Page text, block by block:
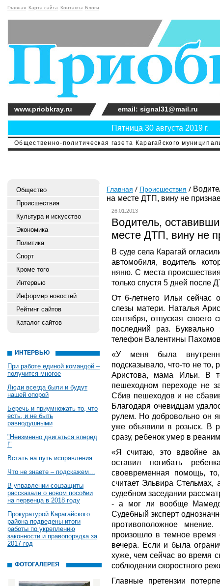
Главная Карта сайта Контакты Блоги
Общественно-политическая газета Карагайского
Пятница 30 августа 2019 г.
www.priobkray.ru email: signal31@mail.ru
Общество
Происшествия
Культура и искусство
Экономика
Политика
Спорт
Кроме того
Интервью
Информер новостей
Рейтинг сайтов
Каталог сайтов
ИНТЕРВЬЮ
При работе единой командой –
получится многое
Люди всегда были и будут
нашей опорой
Беречь и приумножать то, что
есть, и не быть
равнодушными
"Неизменно двигаться вперед
!"
Встать на путь исправления
Что не знаете – подскажем…
В управлении соцзащиты
рассказали о новом пособии
на первенца в 2018 году
Прокуратурой Карагайского
района подведены итоги
работы по укреплению
законности и правопорядка за
2017 год
ФОТОГАЛЕРЕЯ
Главная Происшествия
на месте ДТП, вину не
26.01.2013
Водитель,
месте ДТП, вину не
В суде села Карагай
автомобиля, водитель
няню. С места
только спустя 5 дней после
От 6-летнего Ильи сейчас
слезы матери. Наталья
сентября, отпуская своего
последний раз.
телефон Валентины
«У меня была
подсказывало, что-то не то,
Аристова, мама Ильи. В
пешеходном переходе не
Сбив пешеходов и не
Благодаря очевидцам
рулем. Но добровольно он
уже объявили в розыск. В
сразу, ребенок умер в
«Я считаю, это вдвойне
оставил погибать
своевременная помощь,
считает Эльвира
судебном заседании
- а мог ли вообще
Судебный эксперт
противоположное
произошло в темное время
вечера. Если и была
хуже, чем сейчас во время
соблюдении скоростного
Главные претензии